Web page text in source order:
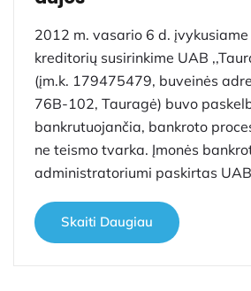
2012 m. vasario 6 d.
kreditorių susirinkime UAB
(įm.k. 179475479, buveinės
76B-102, Tauragė) buvo
bankrutuojančia, bankroto
ne teismo tvarka. Įmonės
administratoriumi paskirtas UAB
Skaiti Daugiau